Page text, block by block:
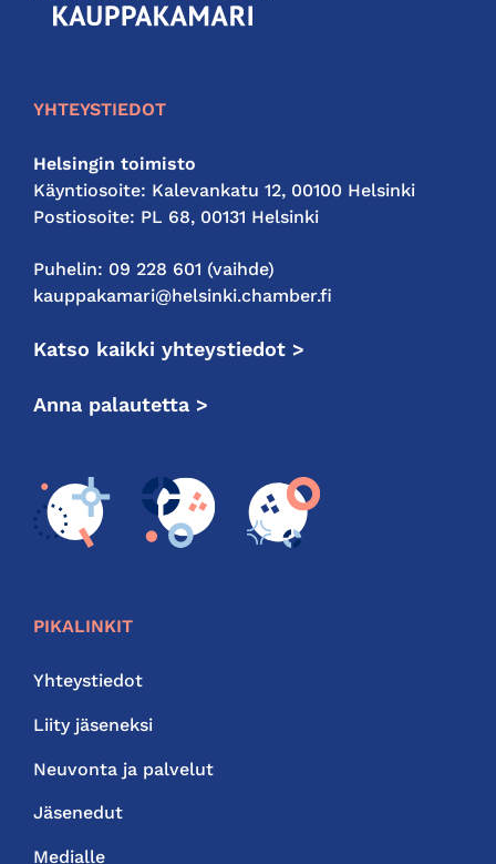
seudun
YHTEYSTIEDOT
Helsingin toimisto
Käyntiosoite: Kalevankatu 12, 00100 Helsinki
Postiosoite: PL 68, 00131 Helsinki
Puhelin: 09 228 601 (vaihde)
kauppakamari@helsinki.chamber.fi
Katso kaikki yhteystiedot >
Anna palautetta >
PIKALINKIT
Yhteystiedot
Liity jäseneksi
Neuvonta ja palvelut
Jäsenedut
Medialle